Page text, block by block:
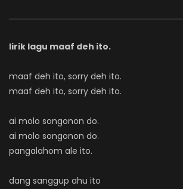
lirik lagu maaf deh ito.
maaf deh ito, sorry deh ito.
maaf deh ito, sorry deh ito.
ai molo songonon do.
ai molo songonon do.
pangalahom ale ito.
dang sanggup ahu ito